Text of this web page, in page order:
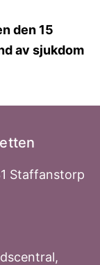
den 15
av sjukdom
Staffanstorp